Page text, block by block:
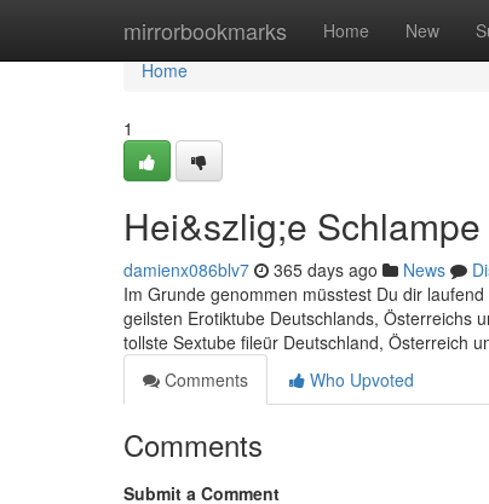
mirrorbookmarks Home New
Home
Home
1
Hei&szlig;e
damienx086blv7 365 days ago News
Im Grunde genommen müsstest Du dir
geilsten Erotiktube Deutschlands, Österreichs
tollste Sextube fileür Deutschland, Österreich
Comments
Who Upvoted
Comments
Submit a Comment